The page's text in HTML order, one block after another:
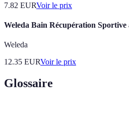
7.82 EURVoir le prix
Weleda Bain Récupération
Weleda
12.35 EURVoir le prix
Glossaire